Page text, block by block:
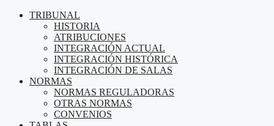
TRIBUNAL
HISTORIA
ATRIBUCIONES
INTEGRACIÓN ACTUAL
INTEGRACIÓN HISTÓRICA
INTEGRACIÓN DE SALAS
NORMAS
NORMAS REGULADORAS
OTRAS NORMAS
CONVENIOS